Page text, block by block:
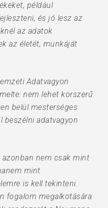
például
és jó lesz az
az adatok
az életét, munkáját
Adatvagyon
nem lehet korszerű
belül mesterséges
beszélni adatvagyon
nem csak mint
mint
is kell tekinteni.
fogalom megalkotására